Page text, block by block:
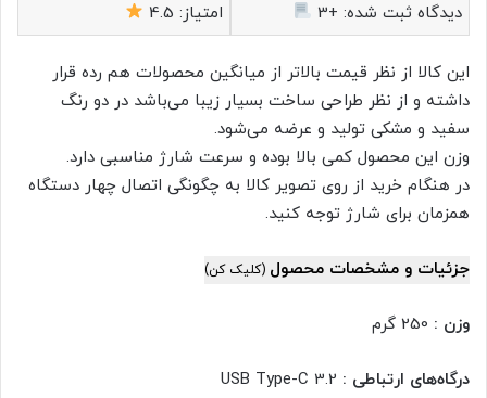
دیدگاه ثبت شده: +3 امتیاز: 4.5
این کالا از نظر قیمت بالاتر از میانگین محصولات هم رده قرار
داشته و از نظر طراحی ساخت بسیار زیبا می‌باشد در دو رنگ
سفید و مشکی تولید و عرضه می‌شود.
وزن این محصول کمی بالا بوده و سرعت شارژ مناسبی دارد.
در هنگام خرید از روی تصویر کالا به چگونگی اتصال چهار دستگاه
همزمان برای شارژ توجه کنید.
جزئیات و مشخصات محصول (کلیک کن)
وزن :
درگاه‌های ارتباطی :